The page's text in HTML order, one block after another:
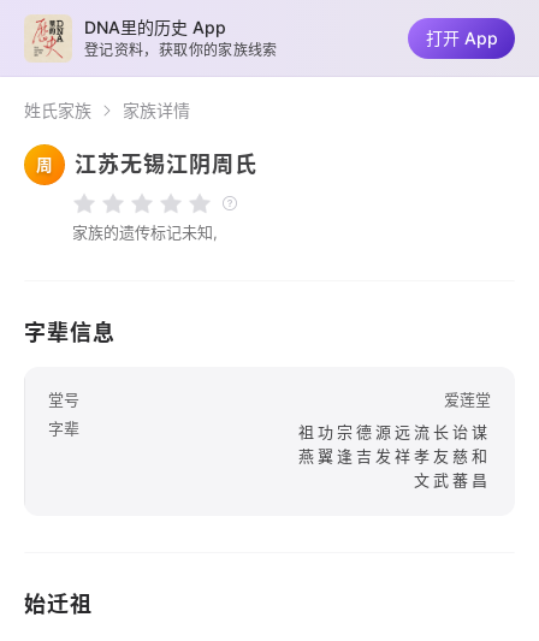
姓氏家族 家族详情
周 江苏无锡江阴周氏
家族的遗传标记未知,
字辈信息
堂号
爱莲堂
字辈
祖功宗德源远流长诒谋
燕翼逢吉发祥孝友慈和
文武蕃昌
始迁祖
DNA里的历史 App
登记资料，获取你的家族线索
打开 App